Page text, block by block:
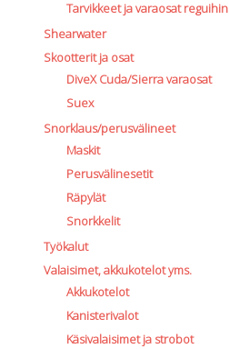
Tarvikkeet ja varaosat reguihin
Shearwater
Skootterit ja osat
DiveX Cuda/Sierra varaosat
Suex
Snorklaus/perusvälineet
Maskit
Perusvälinesetit
Räpylät
Snorkkelit
Työkalut
Valaisimet, akkukotelot yms.
Akkukotelot
Kanisterivalot
Käsivalaisimet ja strobot